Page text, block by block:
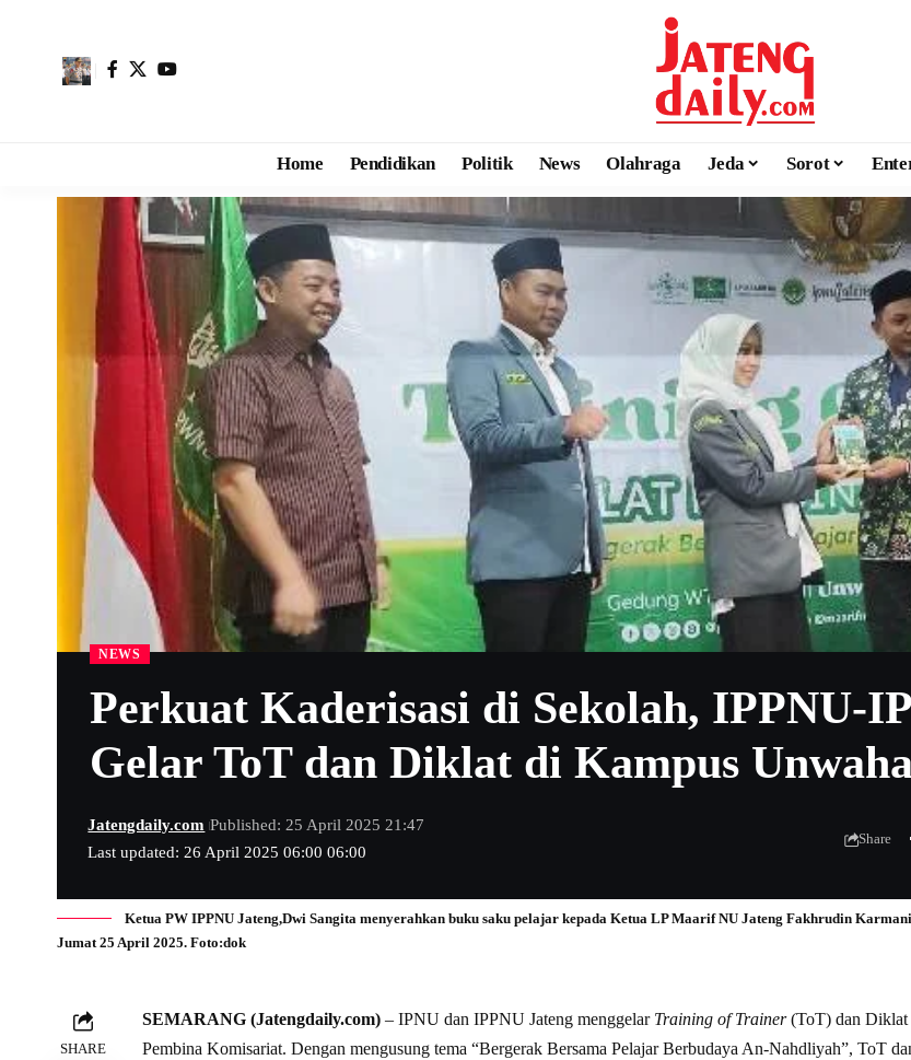
Home Pendidikan Politik News Olahraga Jeda Sorot
NEWS
Perkuat Kaderisasi di Sekolah, IPPNU-
Gelar ToT dan Diklat di Kampus
Last updated: 26 April 2025 06:00 06:00
Jatengdaily.com Published: 25 April 2025 21:47
Share
Ketua PW IPPNU Jateng,Dwi Sangita menyerahkan buku saku pelajar kepada Ketua LP Maarif NU Jateng Fakhrudin
Jumat 25 April 2025. Foto:dok
SHARE
SEMARANG (Jatengdaily.com) – IPNU dan IPPNU Jateng menggelar Training of Trainer(ToT) dan Diklat
Pembina Komisariat. Dengan mengusung tema “Bergerak Bersama Pelajar Berbudaya An-Nahdliyah”, ToT